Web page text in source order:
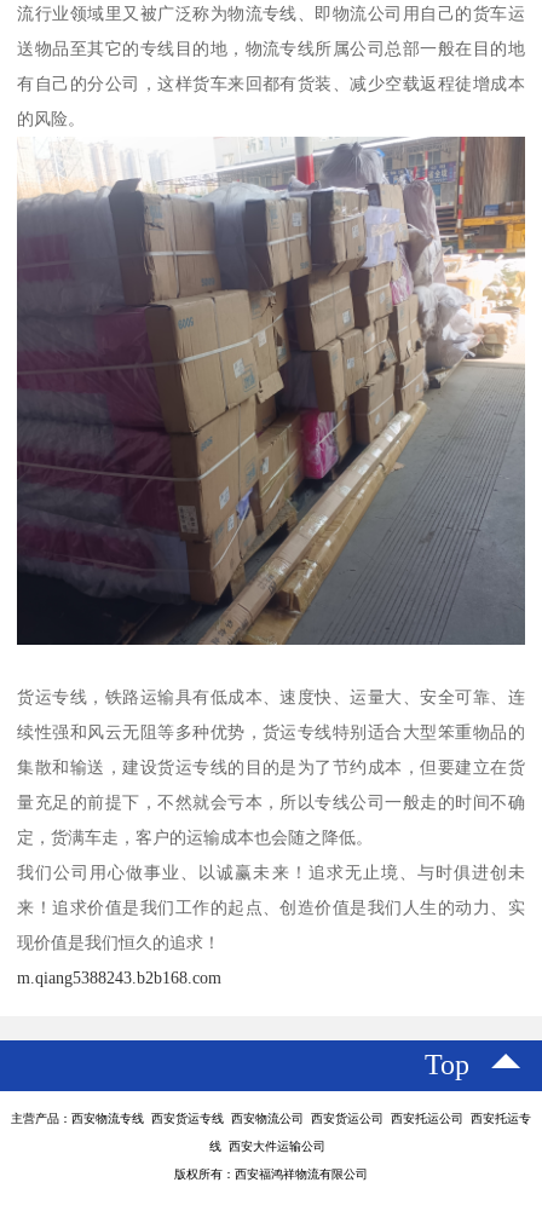
流行业领域里又被广泛称为物流专线、即物流公司用自己的货车运
送物品至其它的专线目的地，物流专线所属公司总部一般在目的地
有自己的分公司，这样货车来回都有货装、减少空载返程徒增成本
的风险。
货运专线，铁路运输具有低成本、速度快、运量大、安全可靠、连
续性强和风云无阻等多种优势，货运专线特别适合大型笨重物品的
集散和输送，建设货运专线的目的是为了节约成本，但要建立在货
量充足的前提下，不然就会亏本，所以专线公司一般走的时间不确
定，货满车走，客户的运输成本也会随之降低。
我们公司用心做事业、以诚赢未来！追求无止境、与时俱进创未
来！追求价值是我们工作的起点、创造价值是我们人生的动力、实
现价值是我们恒久的追求！
m.qiang5388243.b2b168.com
Top
主营产品：西安物流专线 西安货运专线 西安物流公司 西安货运公司 西安托运公司 西安托运专
线 西安大件运输公司
版权所有：西安福鸿祥物流有限公司